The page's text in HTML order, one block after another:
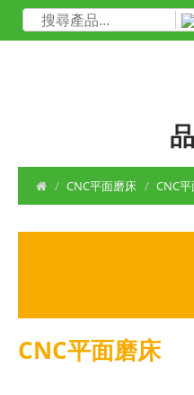
CNC平面磨床 CNC
CNC平面磨床